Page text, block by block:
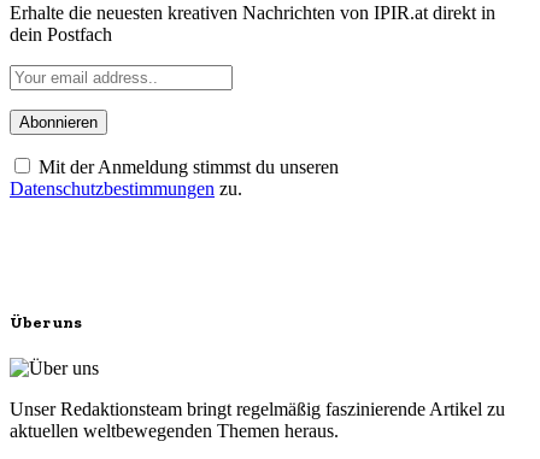
Erhalte die neuesten kreativen Nachrichten von IPIR.at direkt in
dein Postfach
Mit der Anmeldung stimmst du unseren
Datenschutzbestimmungen zu.
Über uns
Unser Redaktionsteam bringt regelmäßig faszinierende Artikel zu
aktuellen weltbewegenden Themen heraus.